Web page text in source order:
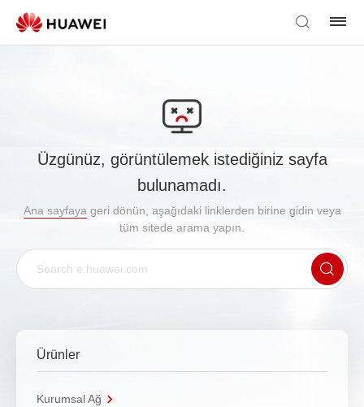
Üzgünüz, görüntülemek istediğiniz sayfa
bulunamadı.
Ana sayfaya geri dönün, aşağıdaki linklerden birine gidin veya
tüm sitede arama yapın.
Ürünler
Kurumsal Ağ